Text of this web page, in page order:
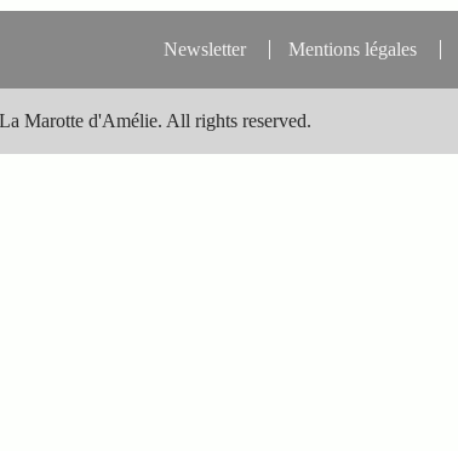
Newsletter Mentions légales
Marotte d'Amélie. All rights reserved.